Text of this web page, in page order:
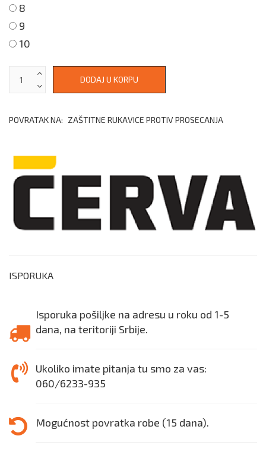
8
9
10
POVRATAK NA: ZAŠTITNE RUKAVICE PROTIV PROSECANJA
ISPORUKA
Isporuka pošiljke na adresu u roku od 1-5
dana, na teritoriji Srbije.
Ukoliko imate pitanja tu smo za vas:
060/6233-935
Mogućnost povratka robe (15 dana).